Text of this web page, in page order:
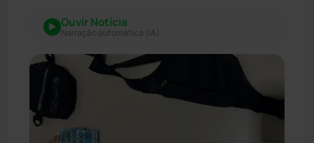
Ouvir Notícia
Narração automática (IA)